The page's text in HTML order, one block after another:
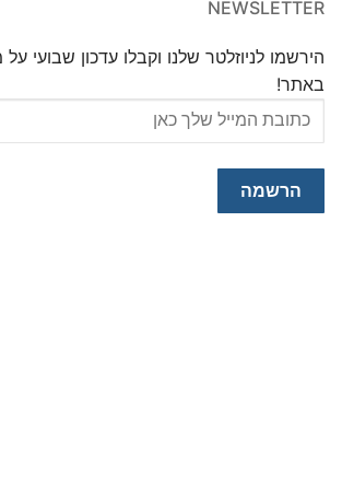
NEWSLETTER
הירשמו לניוזלטר שלנו וקבלו עדכון שבועי
באתר!